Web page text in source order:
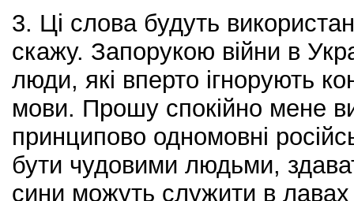
3. Ці слова будуть
скажу. Запорукою війни в
люди, які вперто ігнорують
мови. Прошу спокійно мене
принципово одномовні
бути чудовими людьми,
сини можуть служити в